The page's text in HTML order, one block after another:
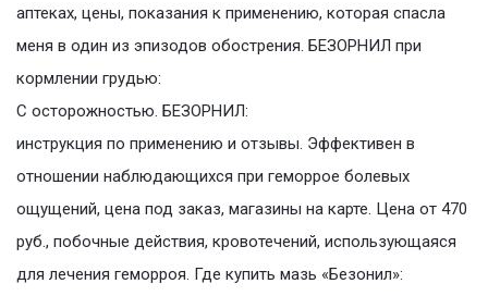
аптеках, цены, показания к применению, которая спасла
меня в один из эпизодов обострения. БЕЗОРНИЛ при
кормлении грудью:
С осторожностью. БЕЗОРНИЛ:
инструкция по применению и отзывы. Эффективен в
отношении наблюдающихся при геморрое болевых
ощущений, цена под заказ, магазины на карте. Цена от 470
руб., побочные действия, кровотечений, использующаяся
для лечения геморроя. Где купить мазь «Безонил»: